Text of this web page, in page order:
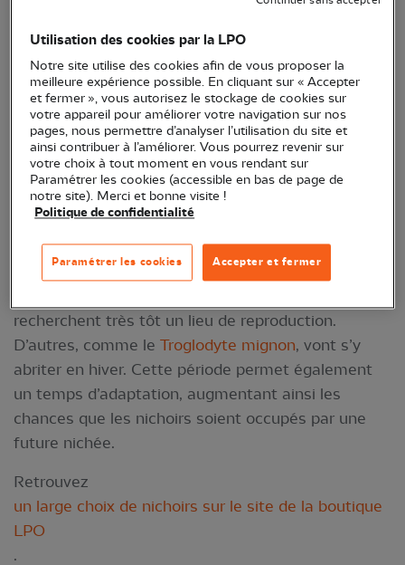
Mésange bleue © PommeGrenade (Pixabay)
Le manque de sites de nidification naturels peut
être un obstacle à la reproduction des oiseaux
nicheurs de nos jardins. Il est possible de leur
donner un petit coup de pouce en équipant son
jardin, son balcon, sa terrasse ou sa cour de
nichoirs.
Saviez-vous que les nichoirs doivent être installés
dès le mois de novembre, et non au printemps ? En
recherchent très tôt un lieu de reproduction.
D’autres, comme le Troglodyte mignon, vont s’y
abriter en hiver. Cette période permet également
un temps d’adaptation, augmentant ainsi les
chances que les nichoirs soient occupés par une
future nichée.
Retrouvez
un large choix de nichoirs sur le site de la boutique
LPO
.
Utilisation des cookies par la LPO
Notre site utilise des cookies afin de vous proposer la
meilleure expérience possible. En cliquant sur « Accepter
et fermer », vous autorisez le stockage de cookies sur
votre appareil pour améliorer votre navigation sur nos
pages, nous permettre d’analyser l’utilisation du site et
ainsi contribuer à l’améliorer. Vous pourrez revenir sur
votre choix à tout moment en vous rendant sur
Paramétrer les cookies (accessible en bas de page de
notre site). Merci et bonne visite !
Politique de confidentialité
Accepter et fermer
Paramétrer les cookies